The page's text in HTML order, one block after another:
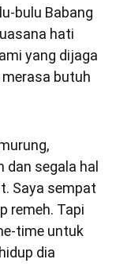
bulu Babang
hati
yang dijaga
merasa butuh
dan segala hal
Saya sempat
remeh. Tapi
time untuk
dia